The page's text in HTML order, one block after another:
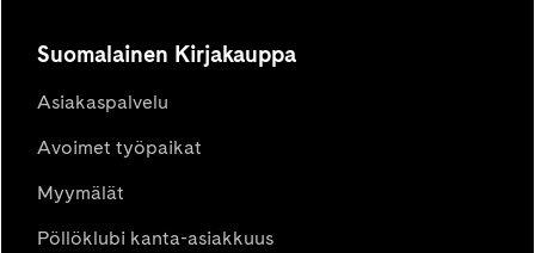
Suomalainen Kirjakauppa
Asiakaspalvelu
Avoimet työpaikat
Myymälät
Pöllöklubi kanta-asiakkuus